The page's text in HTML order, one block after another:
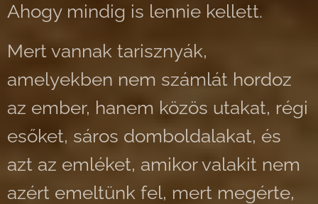
Ahogy mindig is lennie kellett.
Mert vannak tarisznyák,
amelyekben nem számlát hordoz
az ember, hanem közös utakat, régi
esőket, sáros domboldalakat, és
azt az emléket, amikor valakit nem
azért emeltünk fel, mert megérte,